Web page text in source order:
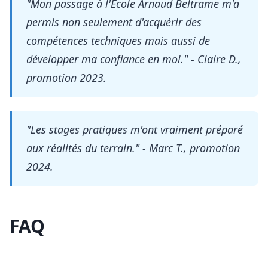
"Mon passage à l'École Arnaud Beltrame m'a
permis non seulement d'acquérir des
compétences techniques mais aussi de
développer ma confiance en moi." - Claire D.,
promotion 2023.
"Les stages pratiques m'ont vraiment préparé
aux réalités du terrain." - Marc T., promotion
2024.
FAQ